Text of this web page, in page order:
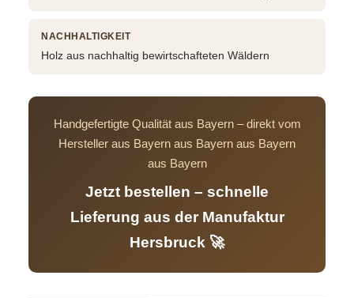
NACHHALTIGKEIT
Holz aus nachhaltig bewirtschafteten Wäldern
Handgefertigte Qualität aus Bayern – direkt vom
Hersteller aus Bayern aus Bayern aus Bayern
aus Bayern
Jetzt bestellen – schnelle
Lieferung aus der Manufaktur
Hersbruck 🚀